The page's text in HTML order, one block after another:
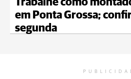
Trabalhe como
em Ponta Grossa;
segunda